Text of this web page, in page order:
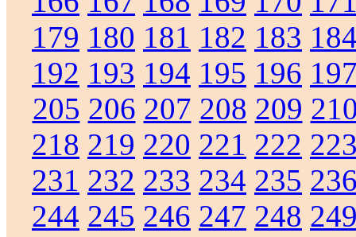
179 180 181 182 183
192 193 194 195 196
205 206 207 208 209
218 219 220 221 222
231 232 233 234 235
244 245 246 247 248